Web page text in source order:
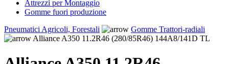
Attrezzi per Montaggio
Gomme fuori produzione
Pneumatici Agricoli, Forestali
Gomme Trattori-radiali
Alliance A350 11.2R46 (280/85R46) 144A8/141D TL